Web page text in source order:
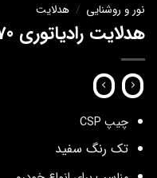
نور و روشنایی / هدلایت
هدلایت رادیاتوری T70
چیپ CSP
تک رنگ سفید